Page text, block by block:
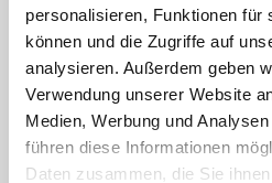
personalisieren, Funktionen für
können und die Zugriffe auf
analysieren. Außerdem geben
Verwendung unserer Website
Medien, Werbung und
führen diese Informationen
Daten zusammen, die Sie
Bestand:
Maße:
827,00